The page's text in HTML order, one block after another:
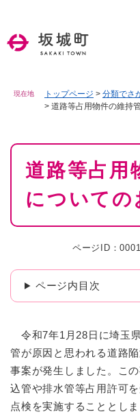
現在地 トップページ > 分類でさ
> 道路等占用物件の維持
本
道路等占用
についての
ページID：
ページ内目次
令和7年1月28日に埼玉
管が原因と思われる道路
事案が発生しました。こ
込管や排水管等占用許可
点検を実施することとしま